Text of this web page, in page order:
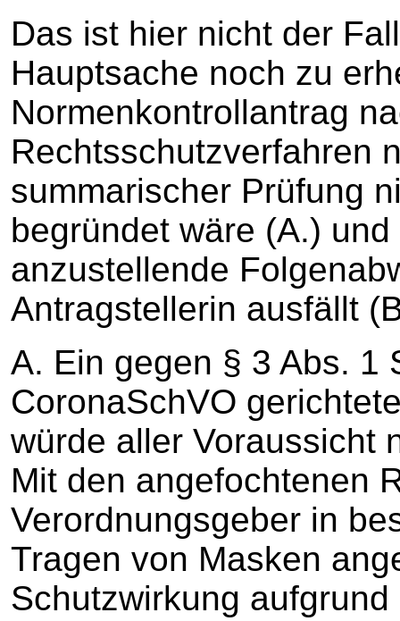
Das ist hier nicht der
Hauptsache noch zu
Normenkontrollantrag
Rechtsschutzverfahren
summarischer Prüfung
begründet wäre (A.)
anzustellende
Antragstellerin ausfällt
A. Ein gegen § 3 Abs. 1
CoronaSchVO
würde aller Voraussicht
Mit den angefochtenen
Verordnungsgeber in
Tragen von Masken
Schutzwirkung